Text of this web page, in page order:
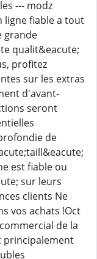
--- modz
ligne fiable a tout
grande
qualit&eacute;
profitez
sur les extras
d'avant-
seront
de
est fiable ou
sur leurs
clients Ne
vos achats !Oct
de la
principalement